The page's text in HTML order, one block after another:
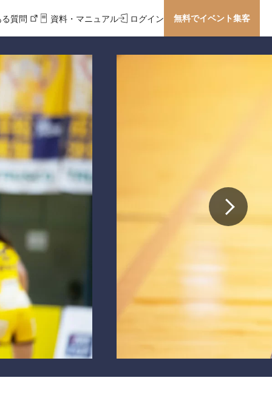
る質問 資料・マニュアル ログイン 無料でイベント集客